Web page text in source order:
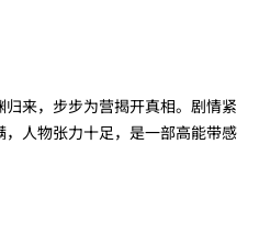
来，步步为营揭开真相。剧情紧
人物张力十足，是一部高能带感